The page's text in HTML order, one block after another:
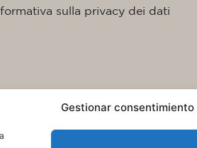
Gestionar consentimiento
sulla privacy dei dati